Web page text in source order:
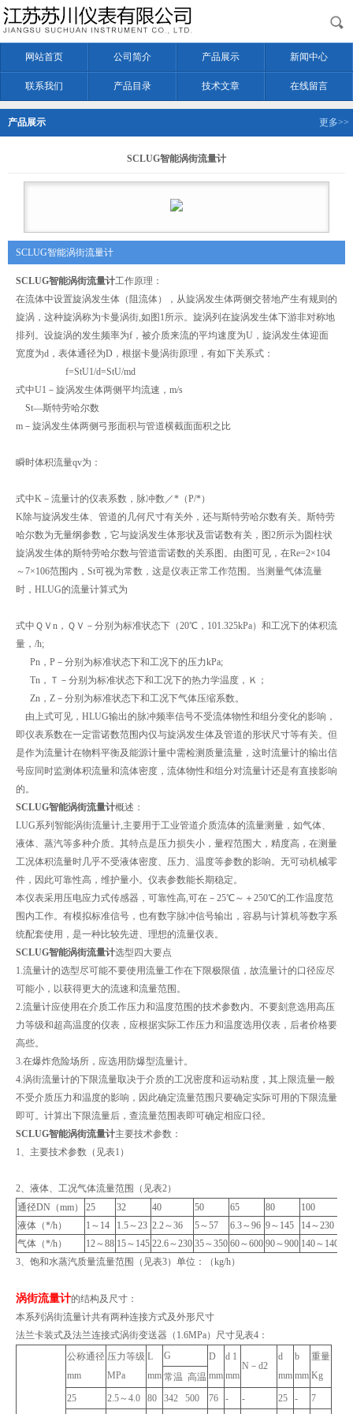
网站首页 公司简介 产品展示 新闻中心
联系我们 产品目录 技术文章 在线留言
产品展示 更多>>
SCLUG智能涡街流量计
SCLUG智能涡街流量计
SCLUG智能涡街流量计工作原理：
在流体中设置旋涡发生体（阻流体），从旋涡发生体两侧交替地产生有规则的
旋涡，这种旋涡称为卡曼涡街,如图1所示。旋涡列在旋涡发生体下游非对称地
排列。设旋涡的发生频率为f，被介质来流的平均速度为U，旋涡发生体迎面
宽度为d，表体通径为D，根据卡曼涡街原理，有如下关系式：
f=StU1/d=StU/md
式中U1－旋涡发生体两侧平均流速，m/s
St—斯特劳哈尔数
m－旋涡发生体两侧弓形面积与管道横截面面积之比
瞬时体积流量qv为：
式中K－流量计的仪表系数，脉冲数／*（P/*）
K除与旋涡发生体、管道的几何尺寸有关外，还与斯特劳哈尔数有关。斯特劳
哈尔数为无量纲参数，它与旋涡发生体形状及雷诺数有关，图2所示为圆柱状
旋涡发生体的斯特劳哈尔数与管道雷诺数的关系图。由图可见，在Re=2×104
～7×106范围内，St可视为常数，这是仪表正常工作范围。当测量气体流量
时，HLUG的流量计算式为
式中ＱＶn，ＱＶ－分别为标准状态下（20℃，101.325kPa）和工况下的体积流
量，/h;
Pn，P－分别为标准状态下和工况下的压力kPa;
Tn，Ｔ－分别为标准状态下和工况下的热力学温度，Ｋ；
Zn，Z－分别为标准状态下和工况下气体压缩系数。
由上式可见，HLUG输出的脉冲频率信号不受流体物性和组分变化的影响，
即仪表系数在一定雷诺数范围内仅与旋涡发生体及管道的形状尺寸等有关。但
是作为流量计在物料平衡及能源计量中需检测质量流量，这时流量计的输出信
号应同时监测体积流量和流体密度，流体物性和组分对流量计还是有直接影响
的。
SCLUG智能涡街流量计概述：
LUG系列智能涡街流量计,主要用于工业管道介质流体的流量测量，如气体、
液体、蒸汽等多种介质。其特点是压力损失小，量程范围大，精度高，在测量
工况体积流量时几乎不受液体密度、压力、温度等参数的影响。无可动机械零
件，因此可靠性高，维护量小。仪表参数能长期稳定。
本仪表采用压电应力式传感器，可靠性高,可在－25℃～＋250℃的工作温度范
围内工作。有模拟标准信号，也有数字脉冲信号输出，容易与计算机等数字系
统配套使用，是一种比较先进、理想的流量仪表。
SCLUG智能涡街流量计选型四大要点
1.流量计的选型尽可能不要使用流量工作在下限极限值，故流量计的口径应尽
可能小，以获得更大的流速和流量范围。
2.流量计应使用在介质工作压力和温度范围的技术参数内。不要刻意选用高压
力等级和超高温度的仪表，应根据实际工作压力和温度选用仪表，后者价格要
高些。
3.在爆炸危险场所，应选用防爆型流量计。
4.涡街流量计的下限流量取决于介质的工况密度和运动粘度，其上限流量一般
不受介质压力和温度的影响，因此确定流量范围只要确定实际可用的下限流量
即可。计算出下限流量后，查流量范围表即可确定相应口径。
SCLUG智能涡街流量计主要技术参数：
1、主要技术参数（见表1）
2、液体、工况气体流量范围（见表2）
通径DN（mm）
25 32 40 50 65 80 100
液体（*/h）
1～14 1.5～23 2.2～36 5～57 6.3～96 9～145 14～230
气体（*/h）
12～88 15～145 22.6～230 35～350 60～600 90～900 140～1400
3、饱和水蒸汽质量流量范围（见表3）单位：（kg/h）
涡街流量计的结构及尺寸：
本系列涡街流量计共有两种连接方式及外形尺寸
法兰卡装式及法兰连接式涡街变送器（1.6MPa）尺寸见表4：
公称通径
mm
压力等级
MPa
L
mm
G
D
mm
d 1
mm
N－d2
d
mm
b
mm
重量
Kg
常温 高温
25
2.5～4.0 80 342 500 76 - - 25 -
7